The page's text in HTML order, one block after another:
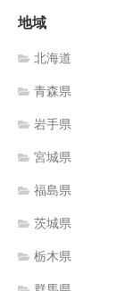
地域
北海道
青森県
岩手県
宮城県
福島県
茨城県
栃木県